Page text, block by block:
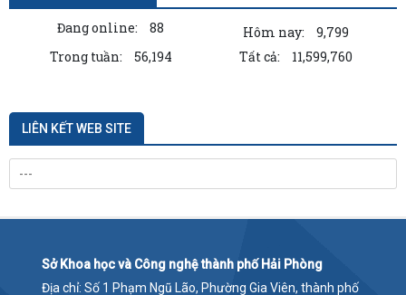
Đang online: 88 Hôm nay:
9,799
Trong tuần:
56,194 Tất cả: 11,599,760
LIÊN KẾT WEB SITE
Sở Khoa học và Công nghệ thành phố Hải Phòng
Địa chỉ: Số 1 Phạm Ngũ Lão, Phường Gia Viên, thành phố